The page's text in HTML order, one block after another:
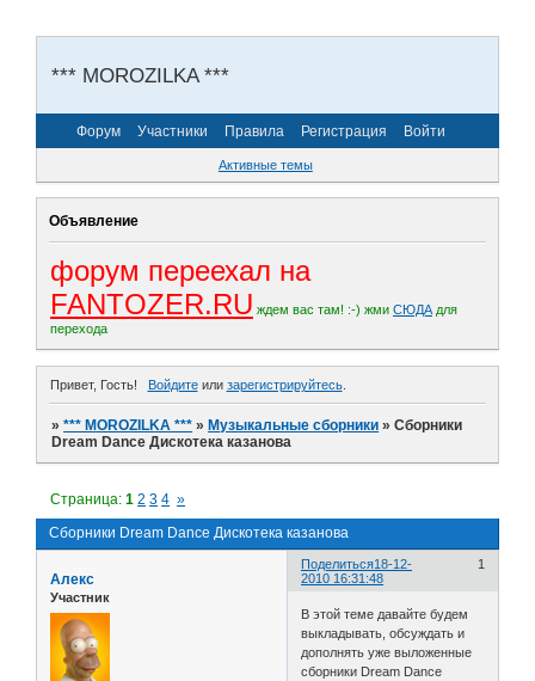
*** MOROZILKA ***
Форум Участники Правила Регистрация Войти
Активные темы
Объявление
форум переехал на
FANTOZER.RU ждем вас там! :-) жми СЮДА для
перехода
Привет, Гость! Войдитеили зарегистрируйтесь.
»*** MOROZILKA *** » Музыкальные сборники »Сборники
Dream Dance Дискотека казанова
Сборники Dream Dance Дискотека казанова
Страница:1 2 3 4 »
Поделиться 1
18-12-
2010 16:31:48
Алекс
Участник
В этой теме давайте будем
выкладывать, обсуждать и
дополнять уже выложенные
сборники Dream Dance